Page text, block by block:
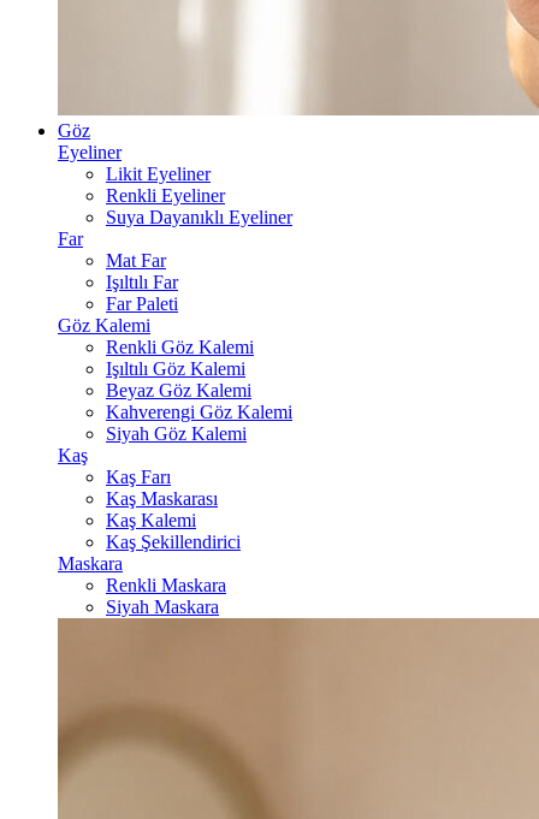
Göz
Eyeliner
Likit Eyeliner
Renkli Eyeliner
Suya Dayanıklı Eyeliner
Far
Mat Far
Işıltılı Far
Far Paleti
Göz Kalemi
Renkli Göz Kalemi
Işıltılı Göz Kalemi
Beyaz Göz Kalemi
Kahverengi Göz Kalemi
Siyah Göz Kalemi
Kaş
Kaş Farı
Kaş Maskarası
Kaş Kalemi
Kaş Şekillendirici
Maskara
Renkli Maskara
Siyah Maskara